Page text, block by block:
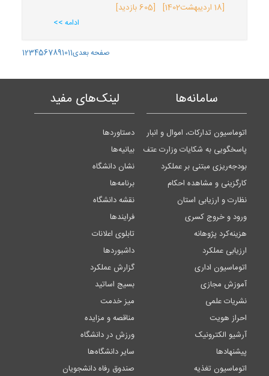
[18 اردیبهشت 1402] [605 بازدید]
ادامه >>
1234567891011صفحه بعدی
سامانه‌ها
اتوماسیون تدارکات، اموال و انبار
پاسخگویی به شکایات وزارت عتف
بودجه‌ریزی مبتنی بر عملکرد
کارگزینی و مشاهده احکام
نظارت و ارزیابی استان
ورود و خروج کسری
هزینه‌کرد پژوهانه
ارزیابی عملکرد
اتوماسیون اداری
آموزش مجازی
نشریات علمی
احراز هویت
آرشیو الکترونیک
پیشنهادها
اتوماسیون تغذیه
لینک‌های مفید
دستاوردها
بیانیه‌ها
نشان دانشگاه
برنامه‌ها
نقشه دانشگاه
فرایندها
تابلوی اعلانات
داشبوردها
گزارش عملکرد
بسیج اساتید
میز خدمت
مناقصه و مزایده
ورزش در دانشگاه
سایر دانشگاه‌ها
صندوق رفاه دانشجویان